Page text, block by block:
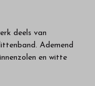
deels van
Ademend
en witte